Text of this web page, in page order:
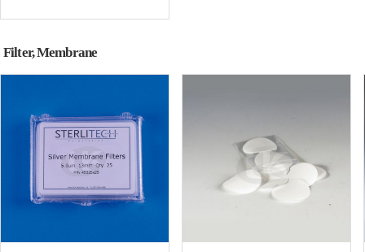
Filter, Membrane